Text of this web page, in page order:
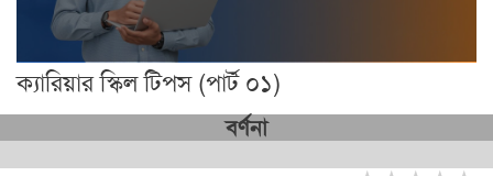
ক্যারিয়ার স্কিল টিপস (পার্ট ০১)
বর্ণনা